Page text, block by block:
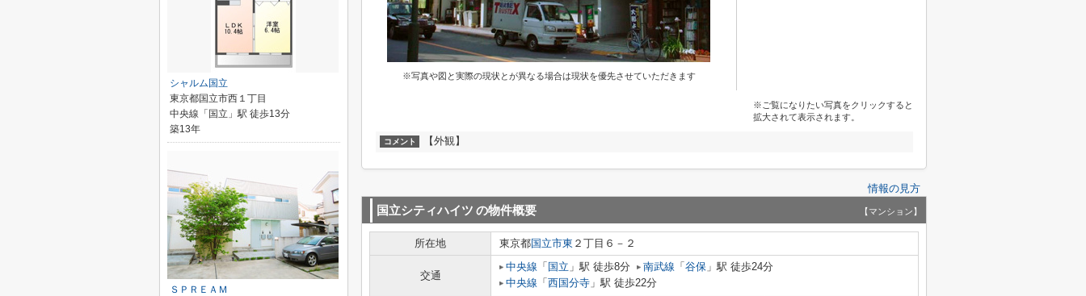
※写真や図と実際の現状とが異なる場合は現状を優先させていただきます
※ご覧になりたい写真をクリックすると
拡大されて表示されます。
コメント 【外観】
情報の見方
国立シティハイツ の物件概要 【マンション】
所在地 東京都国立市東 ２丁目６－２
交通
中央線 「 国立 」駅 徒歩8分 南武線 「 谷保 」駅 徒歩24分
中央線 「 西国分寺 」駅 徒歩22分
シャルム国立
東京都国立市西１丁目
中央線「国立」駅 徒歩13分
築13年
ＳＰＲＥＡＭ